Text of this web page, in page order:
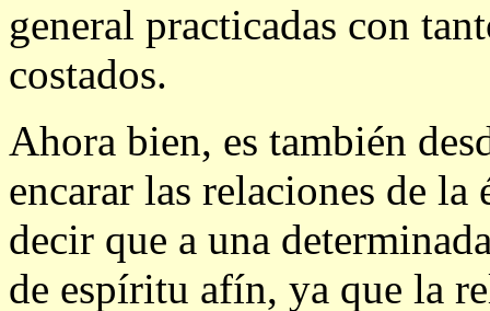
general practicadas con
costados.
Ahora bien, es también
encarar las relaciones de la
decir que a una
de espíritu afín, ya que la